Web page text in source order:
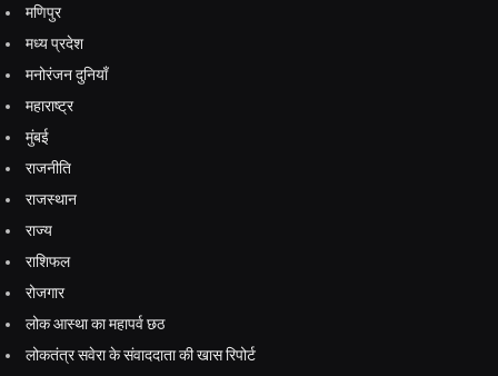
मणिपुर
मध्य प्रदेश
मनोरंजन दुनियाँ
महाराष्ट्र
मुंबई
राजनीति
राजस्थान
राज्य
राशिफल
रोजगार
लोक आस्था का महापर्व छठ
लोकतंत्र सवेरा के संवाददाता की खास रिपोर्ट